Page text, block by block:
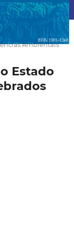
Ambientais
Estado